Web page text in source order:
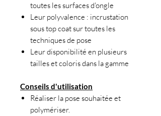
toutes les surfaces d'ongle
Leur polyvalence : incrustation
sous top coat sur toutes les
techniques de pose
Leur disponibilité en plusieurs
tailles et coloris dans la gamme
Conseils d'utilisation
Réaliser la pose souhaitée et
polymériser.